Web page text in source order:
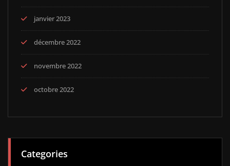
janvier 2023
décembre 2022
novembre 2022
octobre 2022
Categories